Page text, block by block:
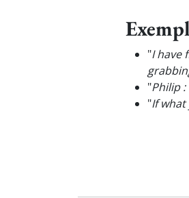
"I have
"Philip :
"If what